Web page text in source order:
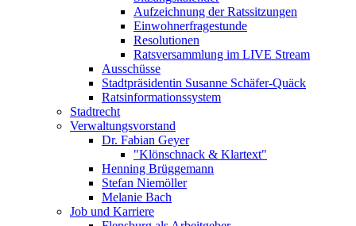
Aufzeichnung der Ratssitzungen
Einwohnerfragestunde
Resolutionen
Ratsversammlung im LIVE Stream
Ausschüsse
Stadtpräsidentin Susanne Schäfer-Quäck
Ratsinformationssystem
Stadtrecht
Verwaltungsvorstand
Dr. Fabian Geyer
"Klönschnack & Klartext"
Henning Brüggemann
Stefan Niemöller
Melanie Bach
Job und Karriere